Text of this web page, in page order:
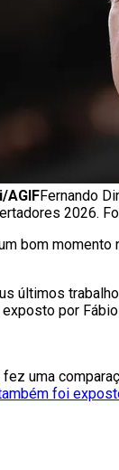
AGIFFernando
2026.
bom
últimos
por
uma
foi